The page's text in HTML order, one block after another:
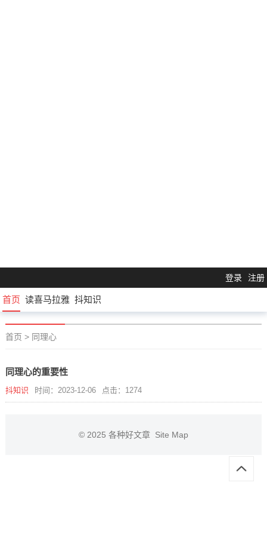
登录 注册
首页 读喜马拉雅 抖知识
首页 > 同理心
同理心的重要性
抖知识 时间：2023-12-06 点击：1274
© 2025 各种好文章 Site Map